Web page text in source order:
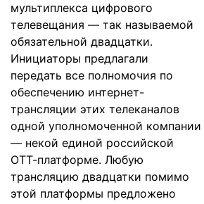
мультиплекса цифрового
телевещания — так называемой
обязательной двадцатки.
Инициаторы предлагали
передать все полномочия по
обеспечению интернет-
трансляции этих телеканалов
одной уполномоченной компании
— некой единой российской
ОТТ-платформе. Любую
трансляцию двадцатки помимо
этой платформы предложено